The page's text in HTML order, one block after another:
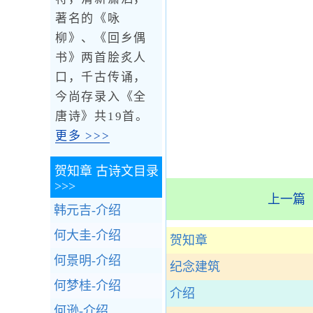
上一篇
贺知章
纪念建筑
介绍
著名的《咏
柳》、《回乡偶
书》两首脍炙人
口，千古传诵，
今尚存录入《全
唐诗》共19首。
更多 >>>
贺知章 古诗文目录
>>>
韩元吉-介绍
何大圭-介绍
何景明-介绍
何梦桂-介绍